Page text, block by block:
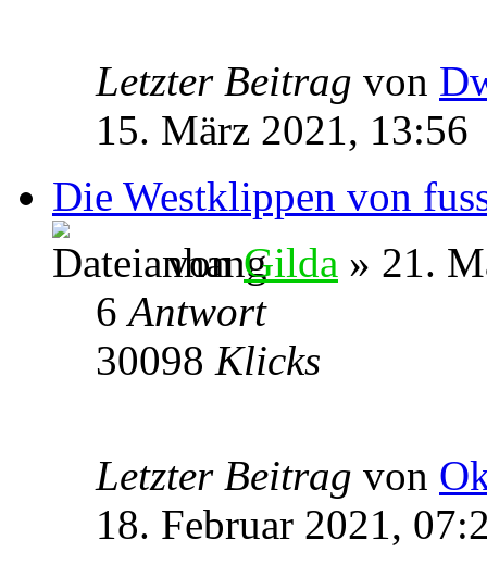
Letzter Beitrag von
15. März 2021, 13:56
Die Westklippen von
vonGilda » 21.
6Antwort
30098 Klicks
Letzter Beitrag von
18. Februar 2021,